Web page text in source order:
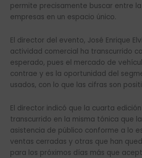
permite precisamente buscar entre
empresas en un espacio único.
El director del evento, José Enrique
actividad comercial ha transcurrido
esperado, pues el mercado de
contrae y es la oportunidad del
usados, con lo que las cifras son
El director indicó que la cuarta
transcurrido en la misma tónica que
asistencia de público conforme a lo
ventas cerradas y otras que han
para los próximos días más que